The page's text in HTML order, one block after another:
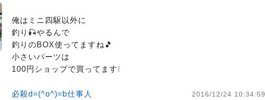
俺はミニ四駆以外に
釣り🎣やるんで
釣りのBOX使ってますね🎵
小さいパーツは
100円ショップで買ってます❕
必殺d=(^o^)=b仕事人 2016/12/24 10:34:59